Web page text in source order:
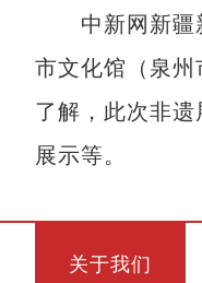
中新网新疆新
市文化馆（泉州
了解，此次非
展示等。
关于我们